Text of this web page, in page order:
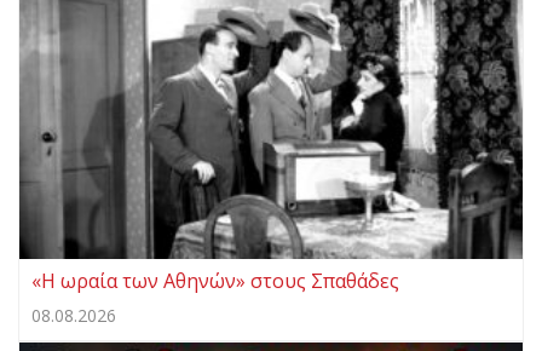
«Η ωραία των Αθηνών» στους Σπαθάδες
08.08.2026